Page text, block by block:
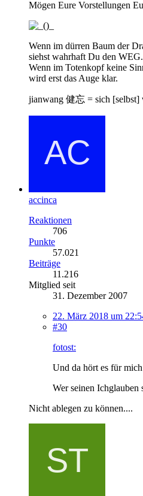
Mögen Eure Vorstellungen
Wenn im dürren Baum der
siehst wahrhaft Du den WEG.
Wenn im Totenkopf keine
wird erst das Auge klar.
jianwang 健忘 = sich [selbst]
accinca
Reaktionen
706
Punkte
57.021
Beiträge
11.216
Mitglied seit
31. Dezember 2007
22. März 2018 um
#30
fotost:
Und da hört es für
Wer seinen Ichglauben
Nicht ablegen zu können....